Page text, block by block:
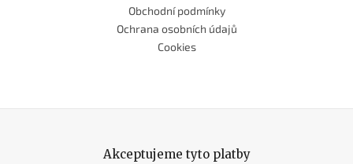
Obchodní podmínky
Ochrana osobních údajů
Cookies
Akceptujeme tyto platby